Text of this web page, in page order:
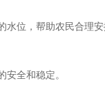
位，帮助农民合理
全和稳定。